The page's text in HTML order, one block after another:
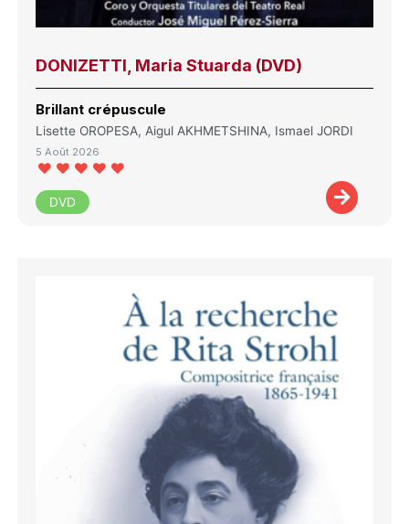
DONIZETTI, Maria Stuarda (DVD)
Brillant crépuscule
Lisette OROPESA, Aigul AKHMETSHINA, Ismael JORDI
5 Août 2026
DVD